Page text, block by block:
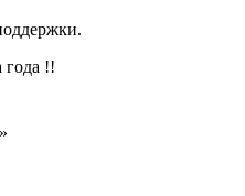
года !!